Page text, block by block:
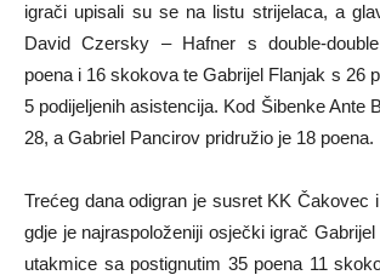
igrači upisali su se na listu strijelaca, a
David Czersky – Hafner s double-
poena i 16 skokova te Gabrijel Flanjak s 26
5 podijeljenih asistencija. Kod Šibenke Ante
28, a Gabriel Pancirov pridružio je 18 poena.
Trećeg dana odigran je susret KK Čakovec
gdje je najraspoloženiji osječki igrač
utakmice sa postignutim 35 poena 11